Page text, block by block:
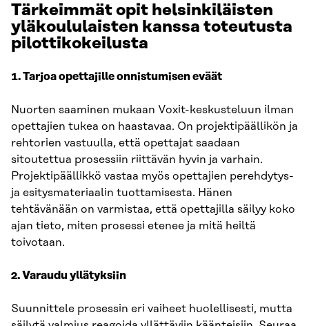
Tärkeimmät opit helsinkiläisten
yläkoululaisten kanssa toteutusta
pilottikokeilusta
1. Tarjoa opettajille onnistumisen eväät
Nuorten saaminen mukaan Voxit-keskusteluun ilman
opettajien tukea on haastavaa. On projektipäällikön ja
rehtorien vastuulla, että opettajat saadaan
sitoutettua prosessiin riittävän hyvin ja varhain.
Projektipäällikkö vastaa myös opettajien perehdytys-
ja esitysmateriaalin tuottamisesta. Hänen
tehtävänään on varmistaa, että opettajilla säilyy koko
ajan tieto, miten prosessi etenee ja mitä heiltä
toivotaan.
2. Varaudu yllätyksiin
Suunnittele prosessin eri vaiheet huolellisesti, mutta